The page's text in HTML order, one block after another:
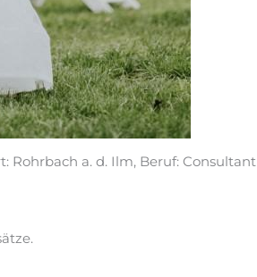
Rohrbach a. d. Ilm, Beruf: Consultant